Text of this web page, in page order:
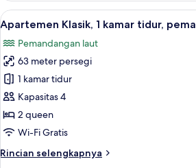
Desain,
1
kamar
tidur
Lihat
semua
foto
untuk
Apartemen
Klasik,
1
kamar
pemandangan
16
Apartemen Klasik, 1 kamar tidur,
Pemandangan laut
63 meter persegi
1 kamar tidur
Kapasitas 4
2 queen
Wi-Fi Gratis
Rincian selengkapnya
Rincian